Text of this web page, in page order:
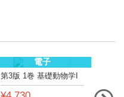
電子
第3版 1巻 基礎動物学I